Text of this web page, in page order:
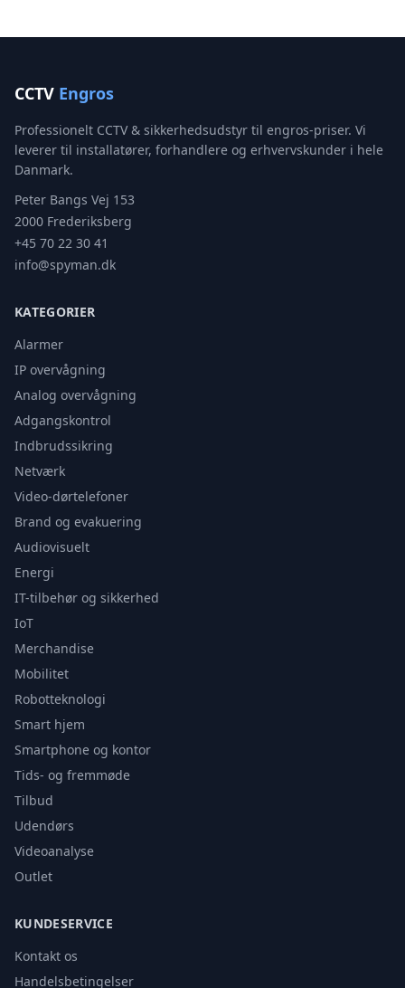
CCTV Engros
Professionelt CCTV & sikkerhedsudstyr til engros-priser. Vi
leverer til installatører, forhandlere og erhvervskunder i hele
Danmark.
Peter Bangs Vej 153
2000 Frederiksberg
+45 70 22 30 41
info@spyman.dk
KATEGORIER
Alarmer
IP overvågning
Analog overvågning
Adgangskontrol
Indbrudssikring
Netværk
Video-dørtelefoner
Brand og evakuering
Audiovisuelt
Energi
IT-tilbehør og sikkerhed
IoT
Merchandise
Mobilitet
Robotteknologi
Smart hjem
Smartphone og kontor
Tids- og fremmøde
Tilbud
Udendørs
Videoanalyse
Outlet
KUNDESERVICE
Kontakt os
Handelsbetingelser